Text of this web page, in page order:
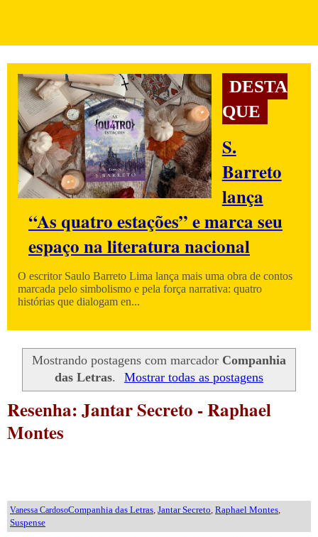
DESTA
QUE
S.
Barreto
lança
“As quatro estações” e marca seu
espaço na literatura nacional
O escritor Saulo Barreto Lima lança mais uma obra de contos
marcada pelo simbolismo e pela força narrativa: quatro
histórias que dialogam en...
Mostrando postagens com marcador Companhia
das Letras. Mostrar todas as postagens
Resenha: Jantar Secreto - Raphael
Montes
Vanessa CardosoCompanhia das Letras Jantar Secreto Raphael Montes
Suspense